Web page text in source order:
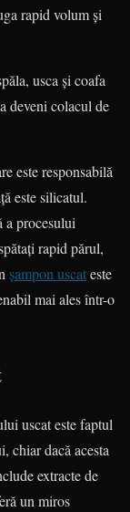
rapid volum și
usca și coafa
deveni colacul de
este responsabilă
este silicatul.
a procesului
rapid părul,
șampon uscateste
mai ales într-o
uscat este faptul
chiar dacă acesta
extracte de
un miros